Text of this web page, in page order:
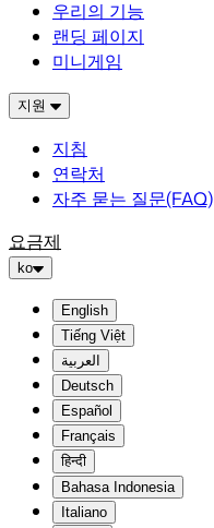
우리의 기능
랜딩 페이지
미니게임
지원
지침
연락처
자주 묻는 질문(FAQ)
요금제
ko
English
Tiếng Việt
العربية
Deutsch
Español
Français
हिन्दी
Bahasa Indonesia
Italiano